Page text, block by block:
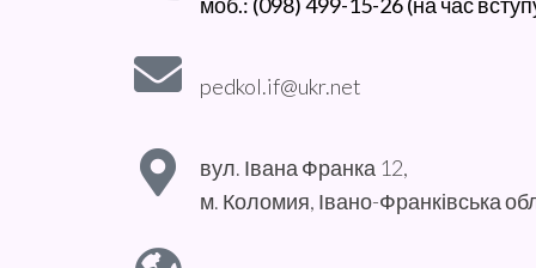
pedkol.if@ukr.net
вул. Івана Франка 12,
м. Коломия, Івано-Франківська